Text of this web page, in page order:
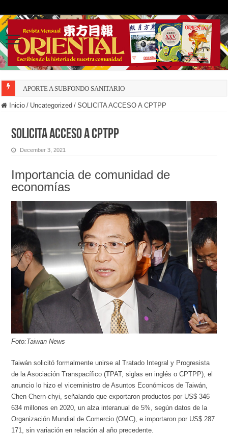
APORTE A SUBFONDO SANITARIO
Inicio / Uncategorized / SOLICITA ACCESO A CPTPP
SOLICITA ACCESO A CPTPP
December 3, 2021
Importancia de comunidad de
economías
Foto:Taiwan News
Taiwán solicitó formalmente unirse al Tratado Integral y Progresista
de la Asociación Transpacífico (TPAT, siglas en inglés o CPTPP), el
anuncio lo hizo el viceministro de Asuntos Económicos de Taiwán,
Chen Chern-chyi, señalando que exportaron productos por US$ 346
634 millones en 2020, un alza interanual de 5%, según datos de la
Organización Mundial de Comercio (OMC), e importaron por US$ 287
171, sin variación en relación al año precedente.